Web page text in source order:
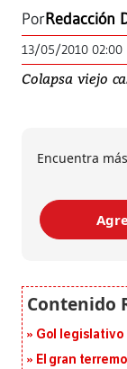
PorRedacción
13/05/2010 02:00
Colapsa viejo
Encuentra
Gol legislativo
El gran